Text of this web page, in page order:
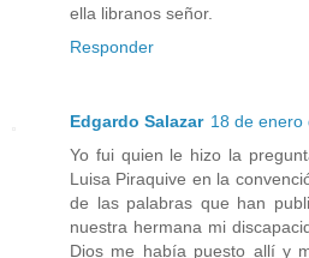
ella libranos señor.
Responder
Edgardo Salazar 18 de enero
Yo fui quien le hizo la
Luisa Piraquive en la
de las palabras que han
nuestra hermana mi
Dios me había puesto allí y